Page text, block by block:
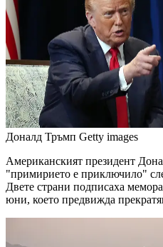
Доналд Тръмп Getty images
Американският президент
"примирието е приключило"
Двете страни подписаха
юни, което предвижда